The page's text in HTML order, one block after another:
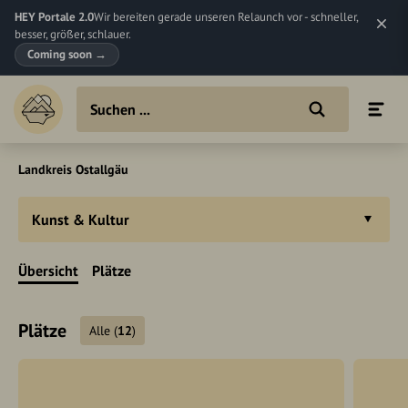
HEY Portale 2.0Wir bereiten gerade unseren Relaunch vor - schneller,
besser, größer, schlauer.
Coming soon →
Landkreis Ostallgäu
Kunst & Kultur
Übersicht Plätze
Plätze Alle (12)